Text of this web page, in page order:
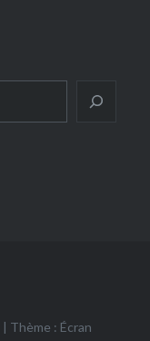
| Thème : Écran